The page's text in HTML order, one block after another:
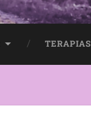
TERAPIAS